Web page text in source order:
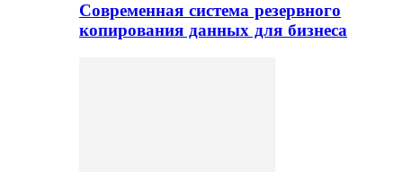
Современная система резервного
копирования данных для бизнеса